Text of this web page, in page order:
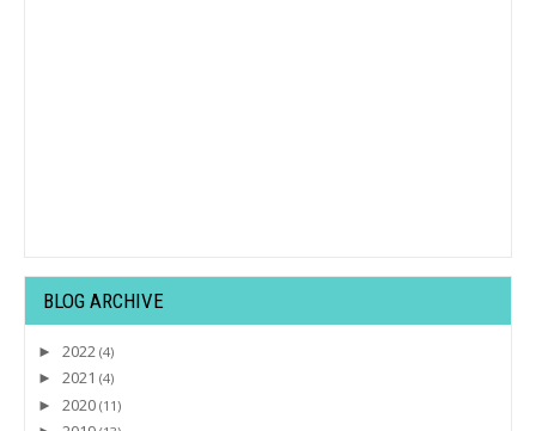
BLOG ARCHIVE
► 2022 (4)
► 2021 (4)
► 2020 (11)